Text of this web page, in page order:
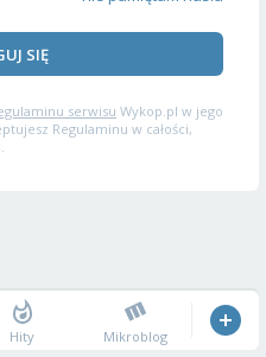
SIĘ
serwisu Wykop.pl w jego
Regulaminu w całości,
Hity Mikroblog